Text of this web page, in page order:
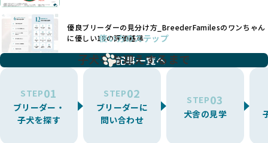
ング手法は、ワンちゃんの福祉を無視し、利益のみを追求す
るブリーダーによるものが多く、消費者にとっても深刻な課
題となっています。
BreederFamiliesでは、こうしたワンちゃんに優しくないブ
リーディングをなくすため、すべてのワンちゃんを家族のよ
うに大切に飼育・繁殖を行っている「優良ブリーダー」のみ
BreederFamiliesでは、アニマルウェルフェアを最優先に考
えた6つの絶対基準と12の総合基準を設定しています。これに
繁殖を行い、各犬種の特徴を熟知しています。これにより、
犬種ごとの健康管理や繁殖において質の高いケアを提供する
ことが可能です。
一方、営利優先ブリーダーは流行や需要に応じて扱う犬種を
増やす傾向があり、犬種ごとに異なる健康問題や適切な育成
環境を十分に考慮しない場合があります。こうしたブリーダ
たりストレスを抱えたりするリスクが高まります。
「少数の犬種に集中」の詳細はこちら
優良ブリーダーの見分け方_BreederFamilesのワンちゃん
に優しい18の評価基準
記事一覧へ
使い方のステップ
子犬をお迎えするまで
STEP01
ブリーダー・
子犬を探す
STEP02
ブリーダーに
問い合わせ
STEP03
犬舎の見学